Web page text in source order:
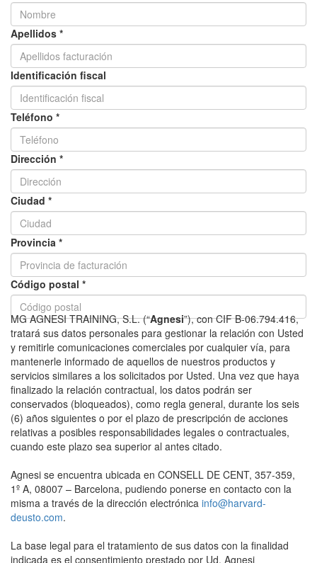
Apellidos *
Identificación fiscal
Teléfono *
Dirección *
Ciudad *
Provincia *
Código postal *
MG AGNESI TRAINING, S.L. (“Agnesi”), con CIF B-06.794.416,
tratará sus datos personales para gestionar la relación con Usted
y remitirle comunicaciones comerciales por cualquier vía, para
mantenerle informado de aquellos de nuestros productos y
servicios similares a los solicitados por Usted. Una vez que haya
finalizado la relación contractual, los datos podrán ser
conservados (bloqueados), como regla general, durante los seis
(6) años siguientes o por el plazo de prescripción de acciones
relativas a posibles responsabilidades legales o contractuales,
cuando este plazo sea superior al antes citado.
Agnesi se encuentra ubicada en CONSELL DE CENT, 357-359,
1º A, 08007 – Barcelona, pudiendo ponerse en contacto con la
misma a través de la dirección electrónica info@harvard-
deusto.com.
La base legal para el tratamiento de sus datos con la finalidad
indicada es el consentimiento prestado por Ud. Agnesi